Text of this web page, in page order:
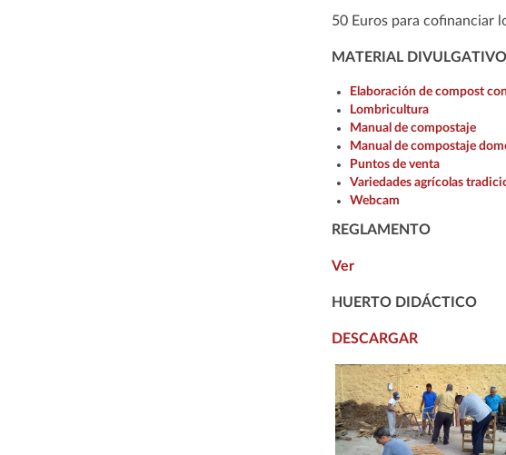
50 Euros para cofinanciar
MATERIAL DIVULGATIVO
Elaboración de compost
Lombricultura
Manual de compostaje
Manual de compostaje
Puntos de venta
Variedades agrícolas
Webcam
REGLAMENTO
Ver
HUERTO DIDÁCTICO
DESCARGAR